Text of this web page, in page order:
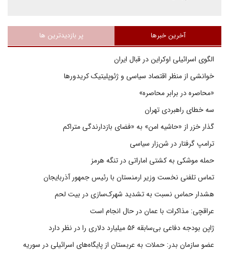
آخرین خبرها پر بازدیدترین ها
الگوی اسرائیلی اوکراین در قبال ایران
خوانشی از منظر اقتصاد سیاسی و ژئوپلیتیک کریدورها
«محاصره در برابر محاصره»
سه خطای راهبردی تهران
گذار خزر از «حاشیه امن» به «فضای بازدارندگی متراکم
ترامپ گرفتار در شن‌زار سیاسی
حمله موشکی به کشتی اماراتی در تنگه هرمز
تماس تلفنی نخست وزیر ارمنستان با رئیس جمهور آذربایجان
هشدار حماس نسبت به تشدید شهرک‌سازی در بیت‌ لحم
عراقچی: مذاکرات با عمان در حال انجام است
ژاپن بودجه دفاعی بی‌سابقه ۵۶ میلیارد دلاری را در نظر دارد
عضو سازمان بدر: حملات به عربستان از پایگاه‌های اسرائیلی در سوریه